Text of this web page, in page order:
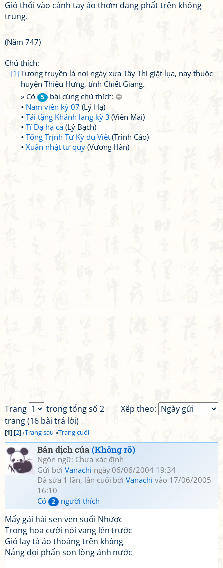
Gió thổi vào cánh tay áo thơm đang phất trên không
trung.
(Năm 747)
Chú thích:
[1]Tương truyền là nơi ngày xưa Tây Thi giặt lụa, nay thuộc
huyện Thiệu Hưng, tỉnh Chiết Giang.
» Có
5
bài cùng chú thích:
Nam viên kỳ 07 (Lý Hạ)
Tái tặng Khánh lang kỳ 3 (Viên Mai)
Tí Dạ hạ ca (Lý Bạch)
Tống Trịnh Tư Kỳ du Việt (Trình Cáo)
Xuân nhật tư quy (Vương Hàn)
Xếp theo:
Trang
trong tổng số 2
trang (16 bài trả lời)
[1] [2] ›Trang sau »Trang cuối
Bản dịch của(Không rõ)
Ngôn ngữ: Chưa xác định
Gửi bởi Vanachi ngày 06/06/2004 19:34
Đã sửa 1 lần, lần cuối bởi Vanachi vào 17/06/2005
16:10
Có
2 người thích
Mấy gái hái sen ven suối Nhược
Trong hoa cười nói vang lên trước
Gió lay tà áo thoáng trên không
Nắng dọi phấn son lồng ánh nước